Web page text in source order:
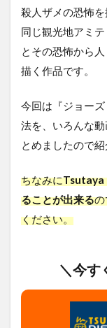
殺人ザメの恐怖
同じ観光地アミ
とその恐怖から
描く作品です。
今回は『ジョー
法を、いろんな
とめましたので
ちなみにTsutaya
ることが出来るの
ください。
＼今す